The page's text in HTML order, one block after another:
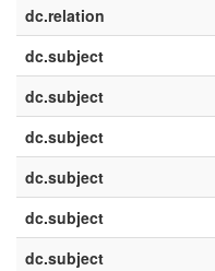
dc.relation
dc.subject
dc.subject
dc.subject
dc.subject
dc.subject
dc.subject